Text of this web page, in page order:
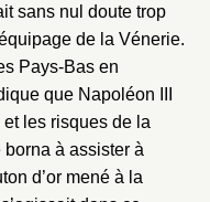
sans nul doute trop
de la Vénerie.
Pays-Bas en
que Napoléon III
les risques de la
borna à assister à
d’or mené à la